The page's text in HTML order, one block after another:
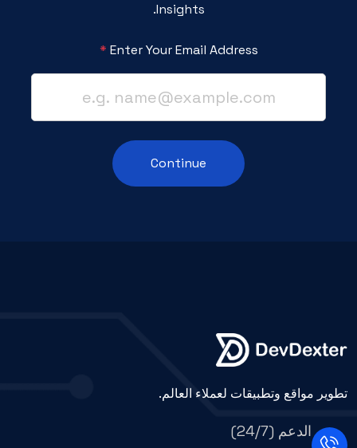
Insights.
Enter Your Email Address
*
Continue
تطوير مواقع وتطبيقات لعملاء العالم.
الدعم (24/7)